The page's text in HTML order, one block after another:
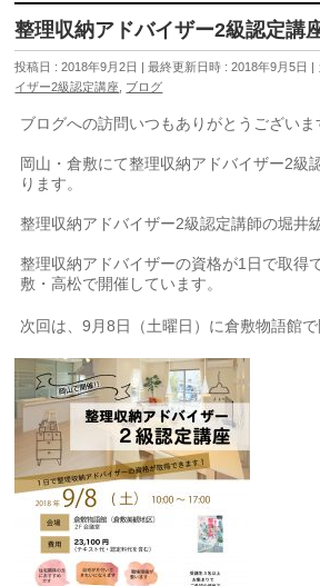
整理収納アドバイザー2級認定講
投稿日 : 2018年9月2日 最終更新日時 : 2018年9月5日
イザー2級認定講座
ブログ
ブログへの訪問いつもありがとうございま
岡山・倉敷にて整理収納アドバイザー2級
ります。
整理収納アドバイザー2級認定講師の堀井
整理収納アドバイザーの資格が1日で取得
敷・高松で開催しています。
次回は、9月8日（土曜日）に倉敷物語館で